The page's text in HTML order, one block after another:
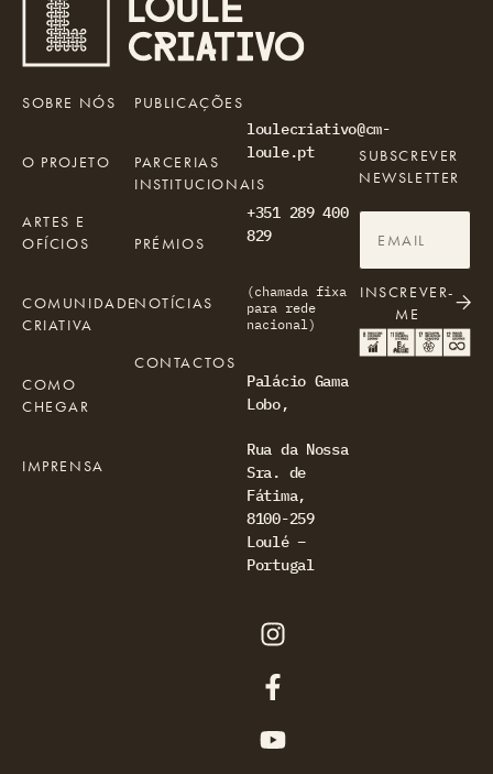
loulecriativo@cm-
loule.pt
+351 289 400
829
(chamada fixa
para rede
nacional)
Palácio Gama
Lobo,
Rua da Nossa
Sra. de
Fátima,
8100-259
Loulé –
Portugal
SOBRE NÓS
O PROJETO
ARTES E
OFÍCIOS
COMUNIDADE
CRIATIVA
COMO
CHEGAR
IMPRENSA
PUBLICAÇÕES
PARCERIAS
INSTITUCIONAIS
PRÉMIOS
NOTÍCIAS
CONTACTOS
SUBSCREVER
NEWSLETTER
INSCREVER-
ME